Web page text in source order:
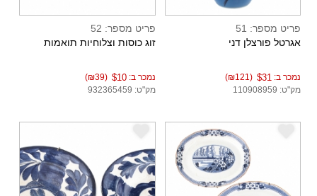
פריט מספר: 51
אגרטל פורצלן דני
נמכר ב: $31
(₪121)
מק"ט: 110908959
פריט מספר: 52
זוג כוסות וצלוחיות תואמות
נמכר ב:$10
(₪39)
מק"ט: 932365459